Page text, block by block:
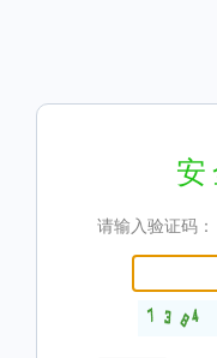
请输入验证码：